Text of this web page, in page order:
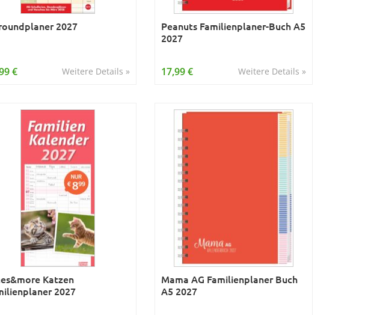
2027
Weitere Details »
€
Peanuts Familienplaner-Buch A5
2027
Weitere Details »
17,99 €
Katzen
2027
Mama AG Familienplaner Buch
A5 2027